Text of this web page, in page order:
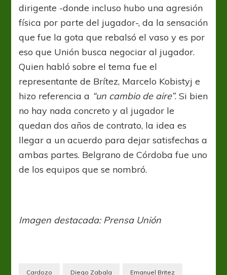
dirigente -donde incluso hubo una agresión
física por parte del jugador-, da la sensación
que fue la gota que rebalsó el vaso y es por
eso que Unión busca negociar al jugador.
Quien habló sobre el tema fue el
representante de Brítez, Marcelo Kobistyj e
hizo referencia a “un cambio de aire”. Si bien
no hay nada concreto y al jugador le
quedan dos años de contrato, la idea es
llegar a un acuerdo para dejar satisfechas a
ambas partes. Belgrano de Córdoba fue uno
de los equipos que se nombró.
Imagen destacada: Prensa Unión
Cardozo Diego Zabala Emanuel Britez